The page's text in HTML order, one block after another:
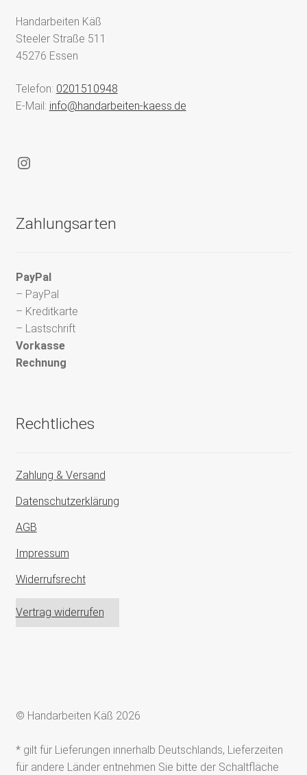
Handarbeiten Käß
Steeler Straße 511
45276 Essen
Telefon: 0201510948
E-Mail: info@handarbeiten-kaess.de
Instagram
Zahlungsarten
PayPal
– PayPal
– Kreditkarte
– Lastschrift
Vorkasse
Rechnung
Rechtliches
Zahlung & Versand
Datenschutzerklärung
AGB
Impressum
Widerrufsrecht
Vertrag widerrufen
© Handarbeiten Käß 2026
* gilt für Lieferungen innerhalb Deutschlands, Lieferzeiten
für andere Länder entnehmen Sie bitte der Schaltfläche